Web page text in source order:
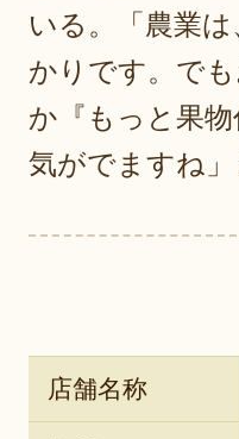
いる。「農業
かりです。で
か『もっと果
気がでますね」
店舗名称